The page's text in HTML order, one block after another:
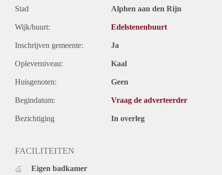
Stad Alphen aan den Rijn
Wijk/buurt: Edelstenenbuurt
Inschrijven gemeente: Ja
Opleverniveau: Kaal
Huisgenoten: Geen
Begindatum: Vraag de adverteerder
Bezichtiging In overleg
FACILITEITEN
Eigen badkamer